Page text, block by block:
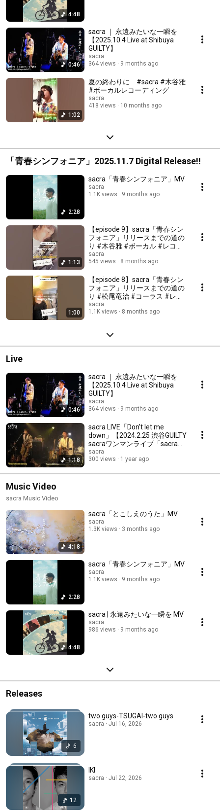
4:48
0:46
sacra ｜ 永遠みたいな一瞬を
【2025.10.4 Live at Shibuya
GUILTY】
sacra
364 views
9 months ago
1:02
夏の終わりに #sacra #木谷雅
#ボーカルレコーディング
sacra
418 views
10 months ago
「青春シンフォニア」2025.11.7 Digital Release!!
2:28
sacra「青春シンフォニア」MV
sacra
1.1K views
9 months ago
1:13
【episode 9】sacra「青春シン
フォニア」リリースまでの道の
り #木谷雅 #ボーカル #レコー
ディング #sacra
sacra
545 views
8 months ago
1:00
【episode 8】sacra「青春シン
フォニア」リリースまでの道の
り #松尾竜治 #コーラス #レコ
ーディング
sacra
1.1K views
8 months ago
Live
0:46
sacra ｜ 永遠みたいな一瞬を
【2025.10.4 Live at Shibuya
GUILTY】
sacra
364 views
9 months ago
1:18
sacra LIVE「Don’t let me
down」【2024.2.25 渋谷GUILTY
sacraワンマンライブ「sacra
20th Anniversary Live〜
Confirm〜」】
sacra
300 views
1 year ago
Music Video
sacra Music Video
4:18
sacra「とこしえのうた」MV
sacra
1.3K views
3 months ago
2:28
sacra「青春シンフォニア」MV
sacra
1.1K views
9 months ago
4:48
sacra | 永遠みたいな一瞬を MV
sacra
986 views
9 months ago
Releases
6
two guys-TSUGAI-two guys
sacra · Jul 16, 2026
12
IKI
sacra · Jul 22, 2026